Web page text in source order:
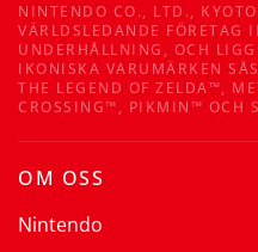
NINTENDO CO., LTD.,
VÄRLDSLEDANDE FÖRETAG
UNDERHÅLLNING, OCH
IKONISKA VARUMÄRKEN
THE LEGEND OF ZELDA™,
CROSSING™, PIKMIN™ OCH
OM OSS
Nintendo